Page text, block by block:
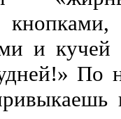
и
По